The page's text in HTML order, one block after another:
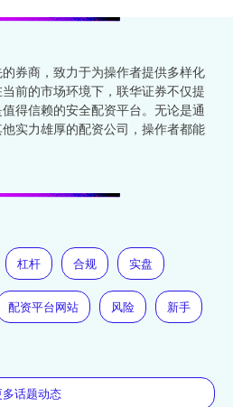
券商，致力于为操作者提供多样化
前的市场环境下，联华证券不仅提
得信赖的安全配资平台。无论是通
实力雄厚的配资公司，操作者都能
杠杆 合规 实盘
配资平台网站 风险 新手
话题动态